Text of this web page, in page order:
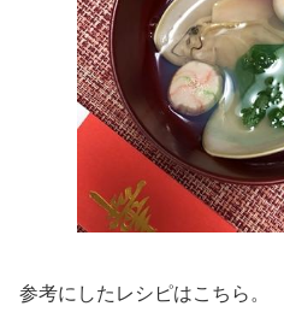
参考にしたレシピはこちら。